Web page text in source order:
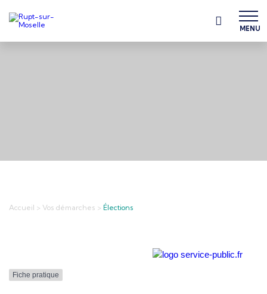
MENU
Accueil > Vos démarches > Élections
Fiche pratique